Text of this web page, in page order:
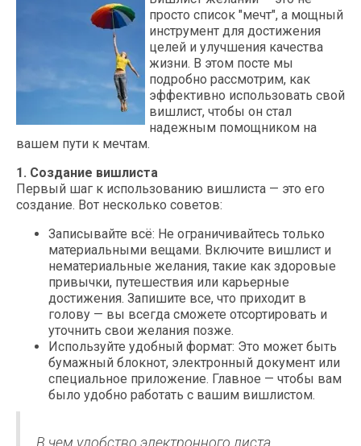
просто список "мечт", а мощный
инструмент для достижения
целей и улучшения качества
жизни. В этом посте мы
подробно рассмотрим, как
эффективно использовать свой
вишлист, чтобы он стал
надежным помощником на
вашем пути к мечтам.
1. Создание вишлиста
Первый шаг к использованию вишлиста — это его
создание. Вот несколько советов:
Записывайте всё: Не ограничивайтесь только
материальными вещами. Включите вишлист и
нематериальные желания, такие как здоровые
привычки, путешествия или карьерные
достижения. Запишите все, что приходит в
голову — вы всегда сможете отсортировать и
уточнить свои желания позже.
Используйте удобный формат: Это может быть
бумажный блокнот, электронный документ или
специальное приложение. Главное — чтобы вам
было удобно работать с вашим вишлистом.
В чем удобство электронного листа